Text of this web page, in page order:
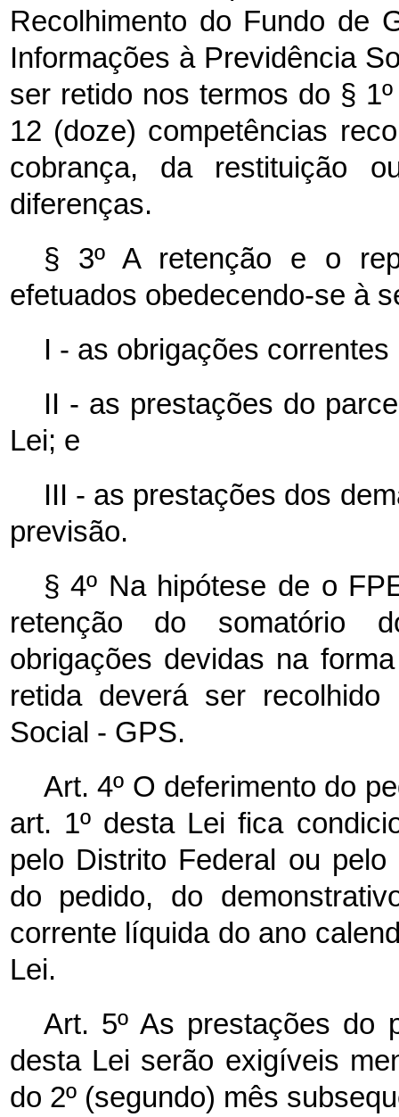
Recolhimento do Fundo de
Informações à Previdência
ser retido nos termos do §
12 (doze) competências
cobrança, da restituição
diferenças.
§ 3º A retenção e o
efetuados obedecendo-se à
I - as obrigações
II - as prestações do
Lei; e
III - as prestações dos
previsão.
§ 4º Na hipótese de o
retenção do somatório
obrigações devidas na
retida deverá ser
Social - GPS.
Art. 4º O deferimento do
art. 1º desta Lei fica
pelo Distrito Federal ou
do pedido, do
corrente líquida do ano
Lei.
Art. 5º As prestações do
desta Lei serão exigíveis
do 2º (segundo) mês